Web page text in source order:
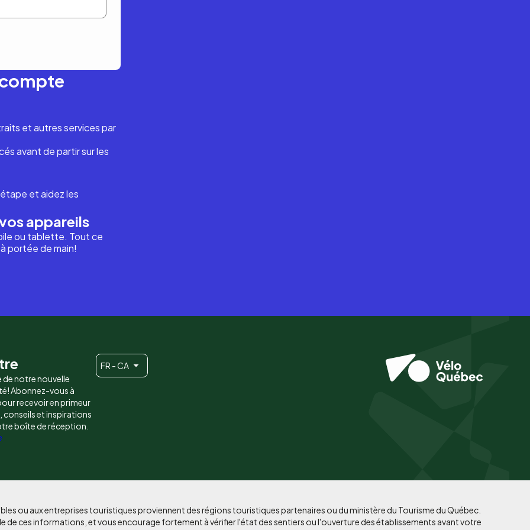
et autres services par
avant de partir sur les
et aidez les
appareils
ou tablette. Tout ce
portée de main!
de notre nouvelle
Abonnez-vous à
recevoir en primeur
conseils et inspirations
boîte de réception.
FR - CA
ou aux entreprises touristiques proviennent des régions touristiques partenaires ou du ministère du Tourisme du Québec.
de ces informations, et vous encourage fortement à vérifier l'état des sentiers ou l'ouverture des établissements avant votre